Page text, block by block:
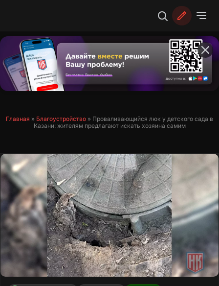
Главная » Благоустройство » Проваливающийся люк у детского сада в
Казани: жителям предлагают искать хозяина самим